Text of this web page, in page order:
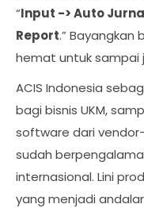
“Input -> Auto
Report.” Bayangkan
hemat untuk sampai
ACIS Indonesia
bagi bisnis UKM,
software dari
sudah
internasional. Lini
yang menjadi